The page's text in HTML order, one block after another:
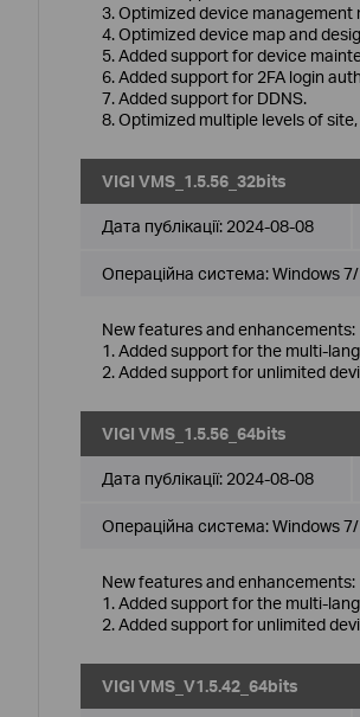
3. Optimized device management
4. Optimized device map and
5. Added support for device
6. Added support for 2FA login
7. Added support for DDNS.
8. Optimized multiple levels of
VIGI VMS_1.5.56_32bits
Дата публікації: 2024-08-08
Операційна система: Windows
New features and enhancements:
1. Added support for the multi-
2. Added support for unlimited
VIGI VMS_1.5.56_64bits
Дата публікації: 2024-08-08
Операційна система: Windows
New features and enhancements:
1. Added support for the multi-
2. Added support for unlimited
VIGI VMS_V1.5.42_64bits